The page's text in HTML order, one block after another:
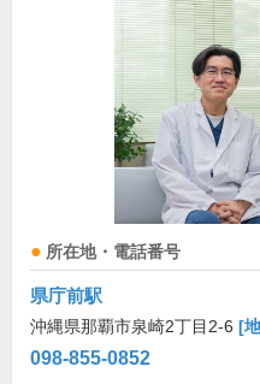
所在地・電話番号
県庁前駅
沖縄県那覇市泉崎2丁目2-6 [
098-855-0852